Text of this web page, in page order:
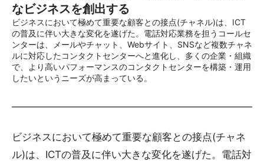
なビジネスを創出する
ビジネスにおいて極めて重要な顧客との接点(チャネル)は、ICT
の普及に伴い大きな変化を遂げた。電話対応業務を担うコールセ
ンターは、メールやチャット、Webサイト、SNSなど複数チャネ
ルに対応したコンタクトセンターへと進化し、多くの企業・組織
で、より高いパフォーマンスのコンタクトセンターを構築・運用
したいというニーズが高まっている。
ビジネスにおいて極めて重要な顧客との接点(チャネ
ル)は、ICTの普及に伴い大きな変化を遂げた。電話対